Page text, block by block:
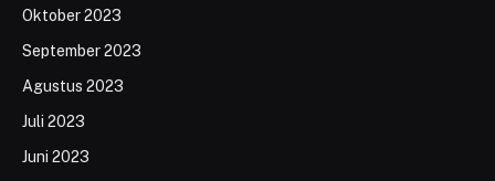
Oktober 2023
September 2023
Agustus 2023
Juli 2023
Juni 2023